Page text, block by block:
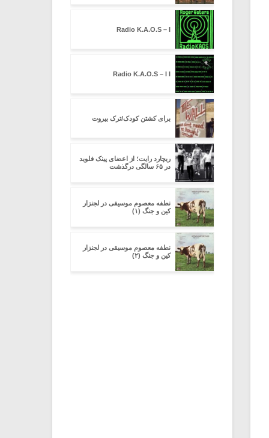
Radio K.A.O.S – I
Radio K.A.O.S – I I
برای کشتن کودک/ترک بیروت
ریچارد رایت؛ از اعضای پینک فلوید
در ۶۵ سالگی درگذشت
نطفه معصوم موسیقی در لجنزار
کین و جنگ (۱)
نطفه معصوم موسیقی در لجنزار
کین و جنگ (۲)